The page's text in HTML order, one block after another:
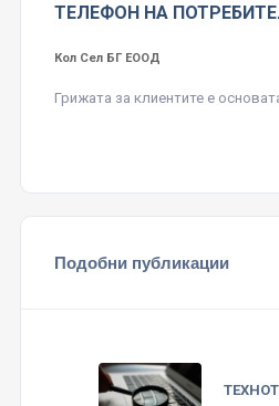
ТЕЛЕФОН НА
Кол Сел БГ ЕООД
Грижата за клиентите е
Подобни публикации